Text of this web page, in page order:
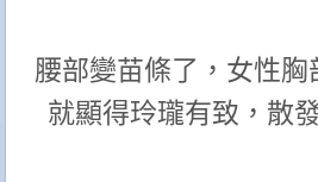
腰部變苗條了，女性
就顯得玲瓏有致，散